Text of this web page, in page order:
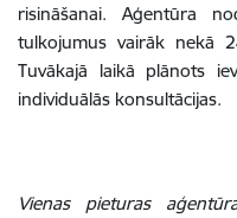
risināšanai. Aģentūra
tulkojumus vairāk nekā
Tuvākajā laikā plānots
individuālās konsultācijas.
Vienas pieturas